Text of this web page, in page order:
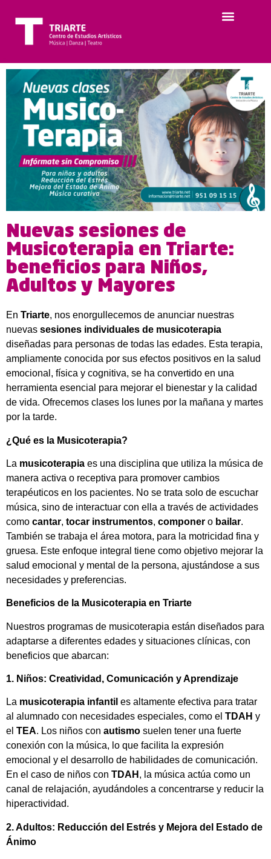
Nuevas sesiones de
Musicoterapia en Triarte:
beneficios para Niños,
Adultos y Mayores
En Triarte, nos enorgullecemos de anunciar nuestras
nuevas sesiones individuales de musicoterapia
diseñadas para personas de todas las edades. Esta terapia,
ampliamente conocida por sus efectos positivos en la salud
emocional, física y cognitiva, se ha convertido en una
herramienta esencial para mejorar el bienestar y la calidad
de vida. Ofrecemos clases los lunes por la mañana y martes
por la tarde.
¿Qué es la Musicoterapia?
La musicoterapia es una disciplina que utiliza la música de
manera activa o receptiva para promover cambios
terapéuticos en los pacientes. No se trata solo de escuchar
música, sino de interactuar con ella a través de actividades
como cantar, tocar instrumentos, componer o bailar.
También se trabaja el área motora, para la motricidad fina y
gruesa. Este enfoque integral tiene como objetivo mejorar la
salud emocional y mental de la persona, ajustándose a sus
necesidades y preferencias​.
Beneficios de la Musicoterapia en Triarte
Nuestros programas de musicoterapia están diseñados para
adaptarse a diferentes edades y situaciones clínicas, con
beneficios que abarcan:
1. Niños: Creatividad, Comunicación y Aprendizaje
La musicoterapia infantil es altamente efectiva para tratar
al alumnado con necesidades especiales, como el TDAH y
el TEA. Los niños con autismo suelen tener una fuerte
conexión con la música, lo que facilita la expresión
emocional y el desarrollo de habilidades de comunicación.
En el caso de niños con TDAH , la música actúa como un
canal de relajación, ayudándoles a concentrarse y reducir la
hiperactividad.
2. Adultos: Reducción del Estrés y Mejora del Estado de
Ánimo